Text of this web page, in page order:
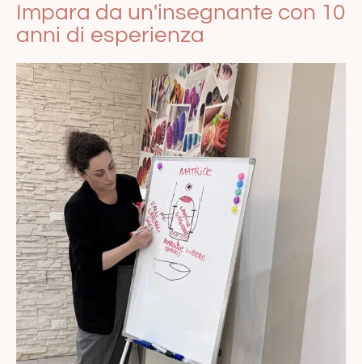
Impara da un'insegnante con 10
anni di esperienza